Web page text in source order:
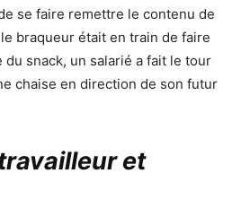
se faire remettre le contenu de
braqueur était en train de faire
snack, un salarié a fait le tour
chaise en direction de son futur
et